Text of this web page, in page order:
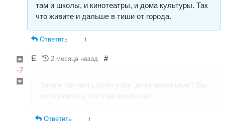
там и школы, и кинотеатры, и дома культуры. Так
что живите и дальше в тиши от города.
Ответить ↑
-7
Е 2 месяца назад #
Ответить ↑